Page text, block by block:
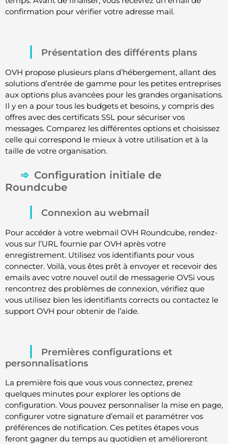
confirmation pour vérifier votre adresse mail.
Présentation des différents plans
OVH propose plusieurs plans d’hébergement, allant des
solutions d’entrée de gamme pour les petites entreprises
aux options plus avancées pour les grandes organisations.
Il y en a pour tous les budgets et besoins, y compris des
offres avec des certificats SSL pour sécuriser vos
messages. Comparez les différentes options et choisissez
celle qui correspond le mieux à votre utilisation et à la
taille de votre organisation.
Configuration initiale de
Roundcube
Connexion au webmail
Pour accéder à votre webmail OVH Roundcube, rendez-
vous sur l’URL fournie par OVH après votre
enregistrement. Utilisez vos identifiants pour vous
connecter. Voilà, vous êtes prêt à envoyer et recevoir des
emails avec votre nouvel outil de messagerie OVSi vous
rencontrez des problèmes de connexion, vérifiez que
vous utilisez bien les identifiants corrects ou contactez le
support OVH pour obtenir de l’aide.
Premières configurations et
personnalisations
La première fois que vous vous connectez, prenez
quelques minutes pour explorer les options de
configuration. Vous pouvez personnaliser la mise en page,
configurer votre signature d’email et paramétrer vos
préférences de notification. Ces petites étapes vous
feront gagner du temps au quotidien et amélioreront